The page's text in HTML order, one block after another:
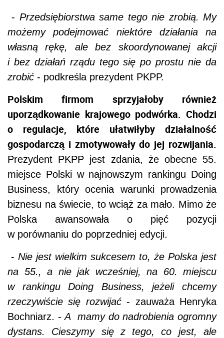
- Przedsiębiorstwa same tego nie zrobią. My
możemy podejmować niektóre działania na
własną rękę, ale bez skoordynowanej akcji
i bez działań rządu tego się po prostu nie da
zrobić - podkreśla prezydent PKPP.
Polskim firmom sprzyjałoby również
uporządkowanie krajowego podwórka. Chodzi
o regulacje, które ułatwiłyby działalność
gospodarczą i zmotywowały do jej rozwijania.
Prezydent PKPP jest zdania, że obecne 55.
miejsce Polski w najnowszym rankingu Doing
Business, który ocenia warunki prowadzenia
biznesu na świecie, to wciąż za mało. Mimo że
Polska awansowała o pięć pozycji
w porównaniu do poprzedniej edycji.
- Nie jest wielkim sukcesem to, że Polska jest
na 55., a nie jak wcześniej, na 60. miejscu
w rankingu Doing Business, jeżeli chcemy
rzeczywiście się rozwijać- zauważa Henryka
Bochniarz. -A mamy do nadrobienia ogromny
dystans. Cieszymy się z tego, co jest, ale